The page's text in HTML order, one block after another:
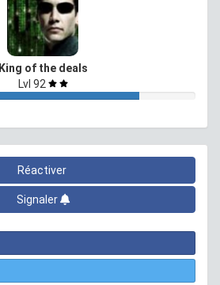
King of the deals
Lvl 92
Réactiver
Signaler